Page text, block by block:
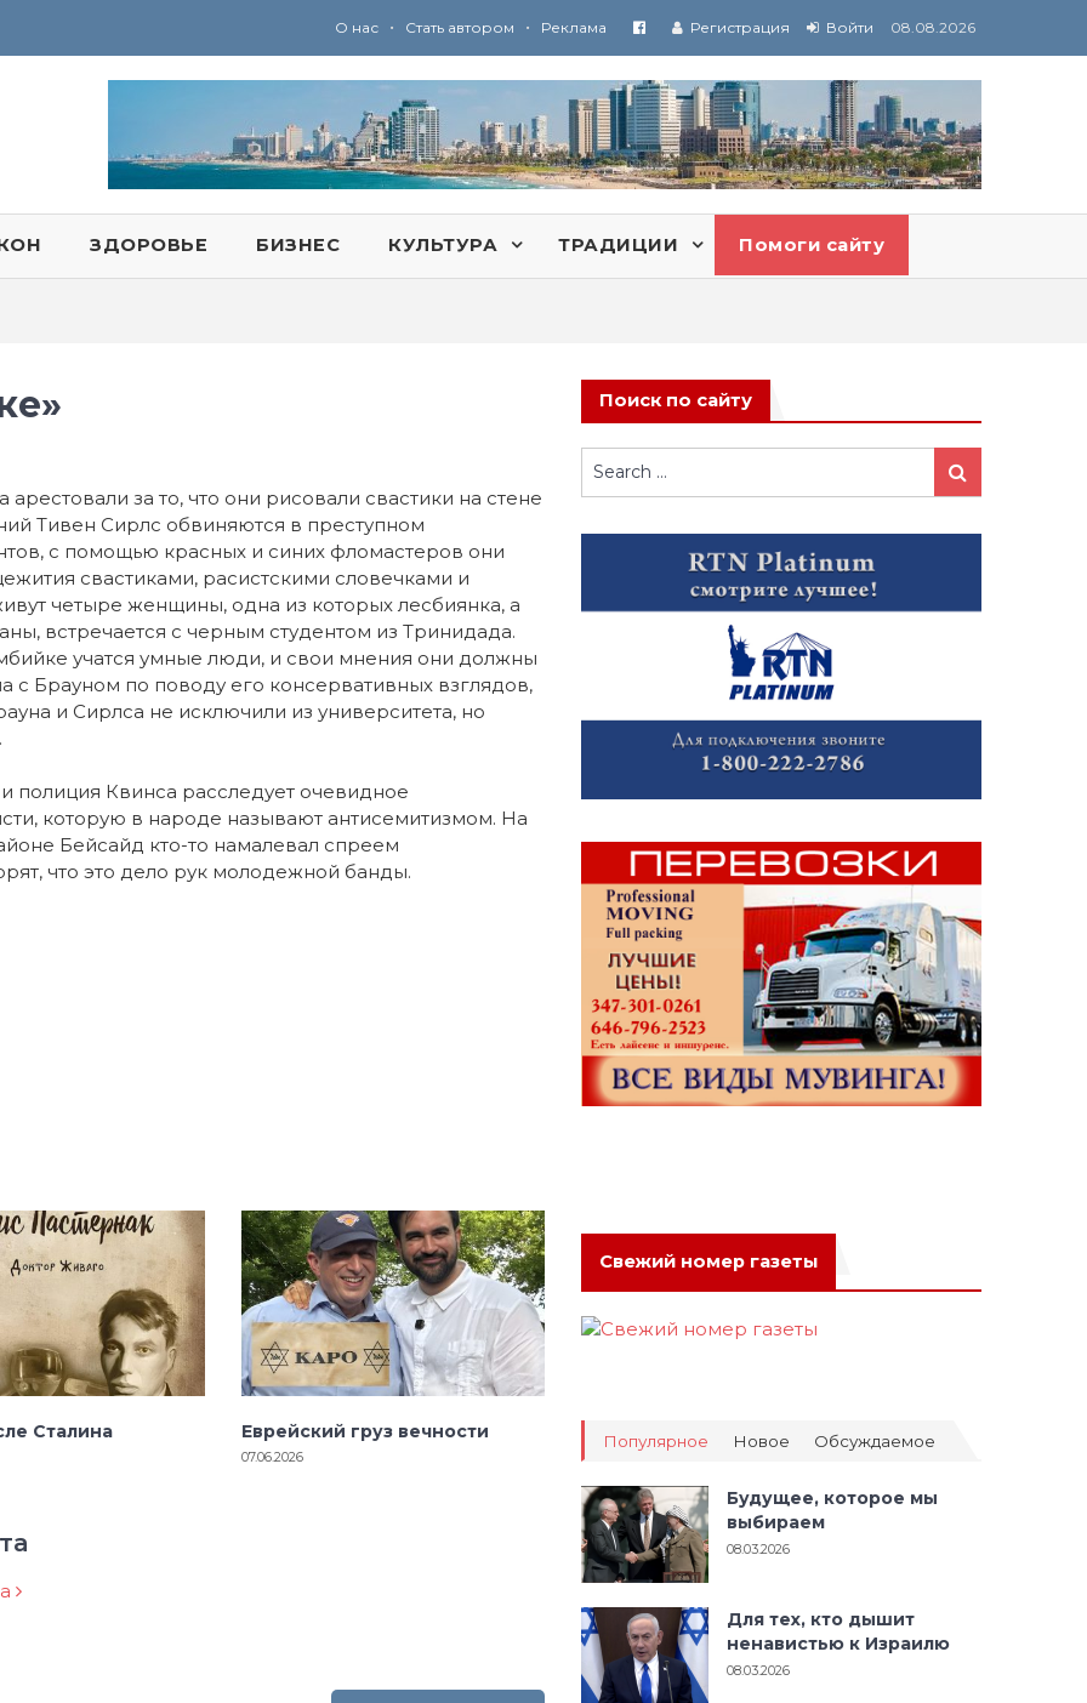
Ю
ридические услуги адвокатской коллегии «Эли Гервиц»: полное сопровождение на всех этапах
О нас • Стать автором • Реклама Регистрация Войти 08.08.2026
ЗДОРОВЬЕ БИЗНЕС КУЛЬТУРА ТРАДИЦИИ Помоги сайту
за то, что они рисовали свастики на стене
Тивен Сирлс обвиняются в преступном
с помощью красных и синих фломастеров они
свастиками, расистскими словечками и
четыре женщины, одна из которых лесбиянка, а
встречается с черным студентом из Тринидада.
учатся умные люди, и свои мнения они должны
с Брауном по поводу его консервативных взглядов,
и Сирлса не исключили из университета, но
полиция Квинса расследует очевидное
которую в народе называют антисемитизмом. На
Бейсайд кто-то намалевал спреем
что это дело рук молодежной банды.
Сталина Еврейский груз вечности
07.06.2026
Поиск по сайту
Search
for:
Search
Свежий номер газеты
Популярное Новое Обсуждаемое
Будущее, которое мы
выбираем
08.03.2026
Для тех, кто дышит
ненавистью к Израилю
08.03.2026